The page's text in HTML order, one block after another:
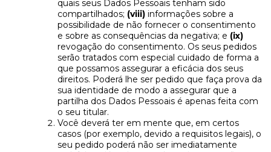
quais seus Dados Pessoais tenham sido
compartilhados; (viii) informações sobre a
possibilidade de não fornecer o consentimento
e sobre as consequências da negativa; e (ix)
revogação do consentimento. Os seus pedidos
serão tratados com especial cuidado de forma a
que possamos assegurar a eficácia dos seus
direitos. Poderá lhe ser pedido que faça prova da
sua identidade de modo a assegurar que a
partilha dos Dados Pessoais é apenas feita com
o seu titular.
Você deverá ter em mente que, em certos
casos (por exemplo, devido a requisitos legais), o
seu pedido poderá não ser imediatamente